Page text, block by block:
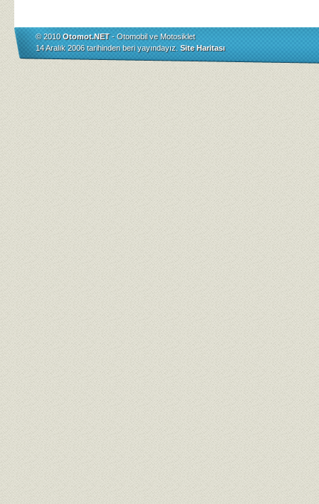
© 2010Otomot.NET- Otomobil ve Motosiklet
14 Aralık 2006 tarihinden beri yayındayız. Site Haritası